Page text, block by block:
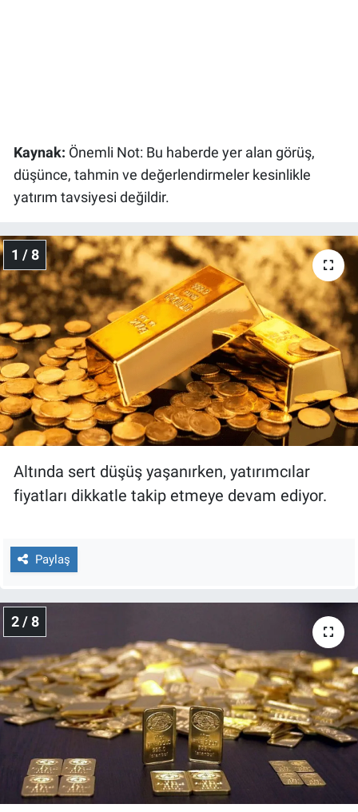
Kaynak: Önemli Not: Bu haberde yer alan görüş,
düşünce, tahmin ve değerlendirmeler kesinlikle
yatırım tavsiyesi değildir.
1 / 8
Altında sert düşüş yaşanırken, yatırımcılar
fiyatları dikkatle takip etmeye devam ediyor.
Paylaş
2 / 8
İlan
Koronavirüs
Kültür Sanat
Ne demişti
Nedir
Popüler
Sağlık
Türkiye'nin Gündemi
Yerel Gündem
Yerel Yaşam
Canlı Yayın